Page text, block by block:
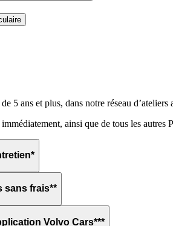
5 ans et plus, dans notre réseau
ainsi que de tous les autres
sans frais**
Volvo Cars***